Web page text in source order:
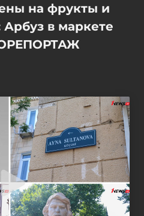
на фрукты и
в маркете